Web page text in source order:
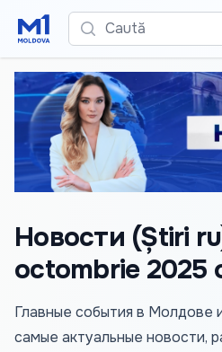
Caută
Новости (Știri
octombrie 2025
Главные события в Молдове
самые актуальные новости,